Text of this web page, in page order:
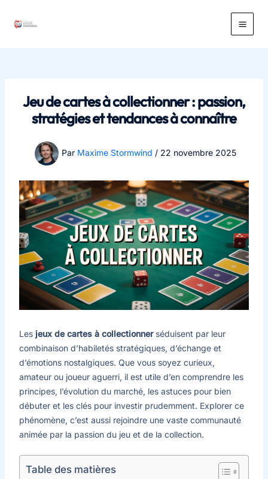
Main
Jeu de cartes à collectionner : passion,
stratégies et tendances à connaître
Par Maxime Stormwind / 22 novembre 2025
Les jeux de cartes à collectionnerséduisent par leur
combinaison d’habiletés stratégiques, d’échange et
d’émotions nostalgiques. Que vous soyez curieux,
amateur ou joueur aguerri, il est utile d’en comprendre les
principes, l’évolution du marché, les astuces pour bien
débuter et les clés pour investir prudemment. Explorer ce
phénomène, c’est aussi rejoindre une vaste communauté
animée par la passion du jeu et de la collection.
Table des matières